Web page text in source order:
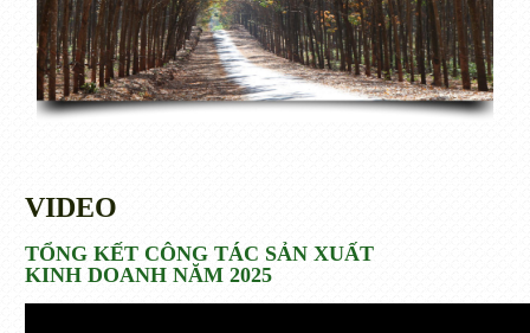
VIDEO
TỔNG KẾT CÔNG TÁC SẢN XUẤT
KINH DOANH NĂM 2025